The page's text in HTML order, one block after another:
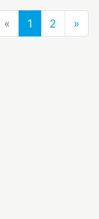
« Previous
1 2 »